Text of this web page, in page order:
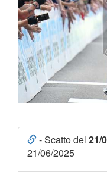
- Scatto del 21/
21/06/2025